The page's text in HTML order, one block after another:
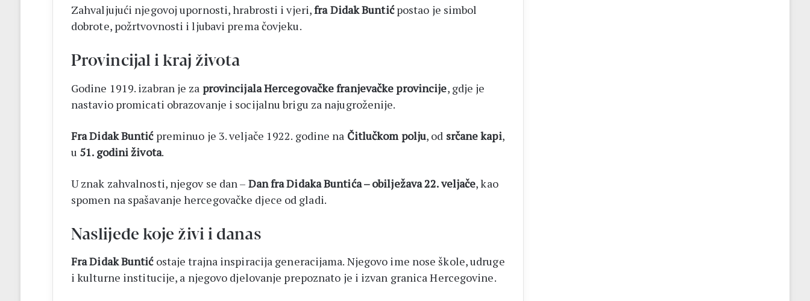
Zahvaljujući njegovoj upornosti, hrabrosti i vjeri,fra Didak Buntićpostao je simbol
dobrote, požrtvovnosti i ljubavi prema čovjeku.
Provincijal i kraj života
Godine 1919. izabran je za provincijala Hercegovačke franjevačke provincije, gdje je
nastavio promicati obrazovanje i socijalnu brigu za najugroženije.
Fra Didak Buntić preminuo je 3. veljače 1922. godine na Čitlučkom polju, od srčane kapi,
u 51. godini života.
U znak zahvalnosti, njegov se dan – Dan fra Didaka Buntića – obilježava 22. veljače, kao
spomen na spašavanje hercegovačke djece od gladi.
Naslijeđe koje živi i danas
Fra Didak Buntićostaje trajna inspiracija generacijama. Njegovo ime nose škole, udruge
i kulturne institucije, a njegovo djelovanje prepoznato je i izvan granica Hercegovine.